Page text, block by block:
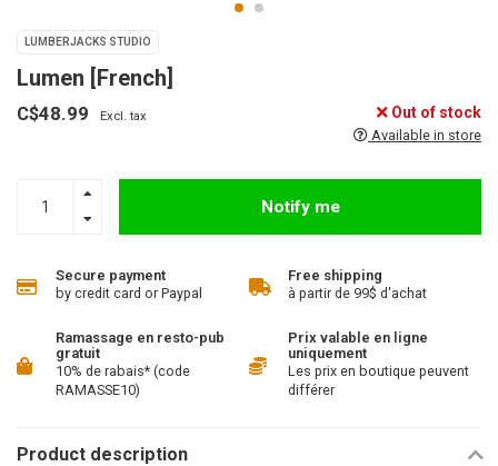
LUMBERJACKS STUDIO
Lumen [French]
C$48.99 Excl. tax Out of stock
Available in store
Notify me
Secure payment
by credit card or Paypal
Free shipping
à partir de 99$ d'achat
Ramassage en resto-pub
gratuit
10% de rabais* (code
RAMASSE10)
Prix valable en ligne
uniquement
Les prix en boutique peuvent
différer
Product description